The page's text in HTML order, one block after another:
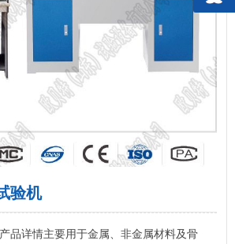
验机
品详情主要用于金属、非金属材料及骨